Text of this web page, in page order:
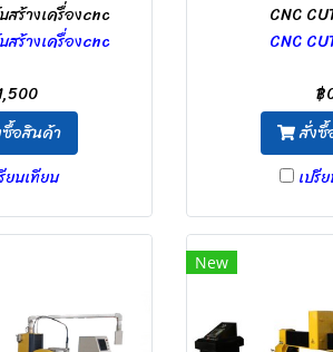
สร้างเครื่องcnc
สร้างเครื่องcnc
อสินค้า
ยบเทียบ
CNC
CNC
฿
สั่ง
เปรี
New